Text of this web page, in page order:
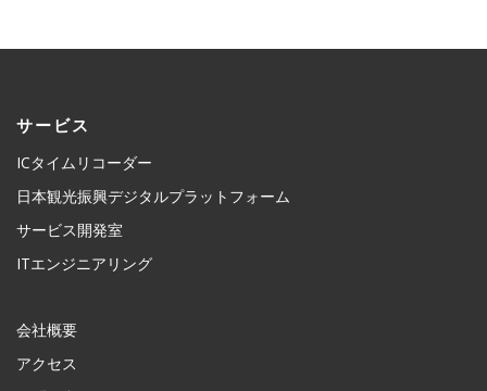
サービス
ICタイムリコーダー
日本観光振興デジタルプラットフォーム
サービス開発室
ITエンジニアリング
会社概要
アクセス